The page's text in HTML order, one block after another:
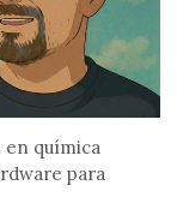
en química
para